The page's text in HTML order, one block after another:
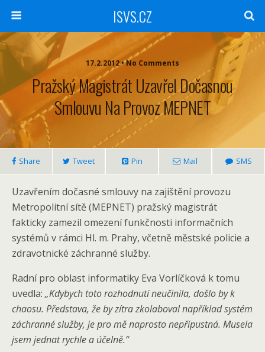
ISVS.CZ
17.2.2012 • No Comments
Pražský Magistrát Uzavřel Dočasnou
Smlouvu Na Provoz MEPNET
Share Tweet Pin Mail SMS
Uzavřením dočasné smlouvy na zajištění provozu
Metropolitní sítě (MEPNET) pražský magistrát
fakticky zamezil omezení funkčnosti informačních
systémů v rámci Hl. m. Prahy, včetně městské policie a
zdravotnické záchranné služby.
Radní pro oblast informatiky Eva Vorlíčková k tomu
uvedla: „Kdybych toto rozhodnutí neučinila, došlo by k
chaosu. Představa, že by zítra zkolaboval například systém
záchranné služby, je pro mě naprosto nepřípustná. Musela
jsem jednat rychle a účelně.“